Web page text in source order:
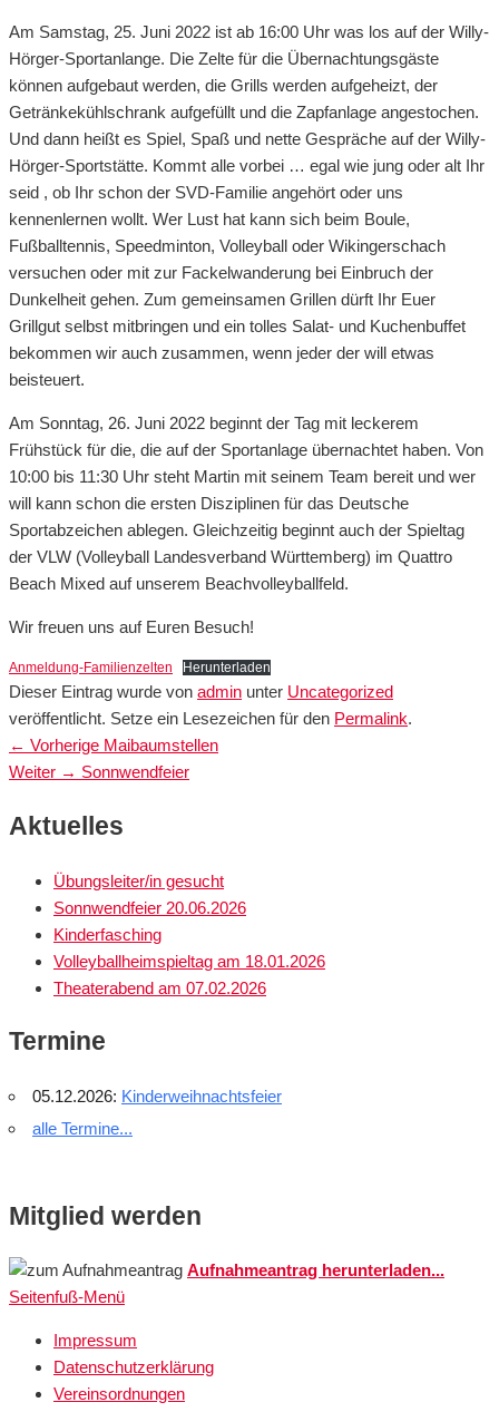
Am Samstag, 25. Juni 2022 ist ab 16:00 Uhr was los auf der Willy-
Hörger-Sportanlange. Die Zelte für die Übernachtungsgäste
können aufgebaut werden, die Grills werden aufgeheizt, der
Getränkekühlschrank aufgefüllt und die Zapfanlage angestochen.
Und dann heißt es Spiel, Spaß und nette Gespräche auf der Willy-
Hörger-Sportstätte. Kommt alle vorbei … egal wie jung oder alt Ihr
seid , ob Ihr schon der SVD-Familie angehört oder uns
kennenlernen wollt. Wer Lust hat kann sich beim Boule,
Fußballtennis, Speedminton, Volleyball oder Wikingerschach
versuchen oder mit zur Fackelwanderung bei Einbruch der
Dunkelheit gehen. Zum gemeinsamen Grillen dürft Ihr Euer
Grillgut selbst mitbringen und ein tolles Salat- und Kuchenbuffet
bekommen wir auch zusammen, wenn jeder der will etwas
beisteuert.
Am Sonntag, 26. Juni 2022 beginnt der Tag mit leckerem
Frühstück für die, die auf der Sportanlage übernachtet haben. Von
10:00 bis 11:30 Uhr steht Martin mit seinem Team bereit und wer
will kann schon die ersten Disziplinen für das Deutsche
Sportabzeichen ablegen. Gleichzeitig beginnt auch der Spieltag
der VLW (Volleyball Landesverband Württemberg) im Quattro
Beach Mixed auf unserem Beachvolleyballfeld.
Wir freuen uns auf Euren Besuch!
Anmeldung-Familienzelten Herunterladen
Dieser Eintrag wurde von admin unter Uncategorized
veröffentlicht. Setze ein Lesezeichen für den Permalink.
Beitragsnavigation
← Vorherige Vorheriger
Beitrag:
Maibaumstellen
Weiter → Nächster
Sonnwendfeier
Primärer
Seitenleisten-
Widgetbereich
Aktuelles
Übungsleiter/in gesucht
Sonnwendfeier 20.06.2026
Kinderfasching
Volleyballheimspieltag am 18.01.2026
Theaterabend am 07.02.2026
Termine
05.12.2026: Kinderweihnachtsfeier
alle Termine...
Mitglied werden
Aufnahmeantrag herunterladen...
Seitenfuß-Menü
Seitenfuß-
Menü
Impressum
Datenschutzerklärung
Vereinsordnungen